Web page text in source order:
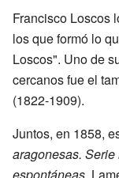
Francisco Loscos
los que formó lo
Loscos". Uno de
cercanos fue el
(1822-1909).
Juntos, en 1858,
aragonesas.